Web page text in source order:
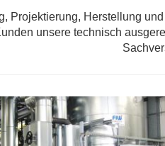
Projektierung, Herstellung
unsere technisch